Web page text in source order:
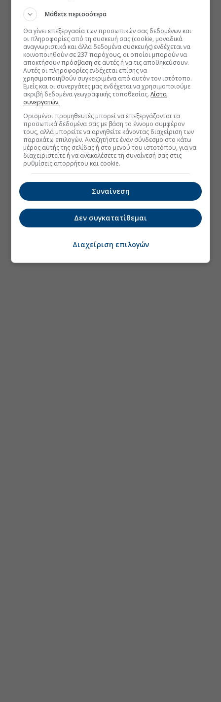
Μάθετε περισσότερα
Θα γίνει επεξεργασία των προσωπικών σας δεδομένων και
οι πληροφορίες από τη συσκευή σας (cookie, μοναδικά
αναγνωριστικά και άλλα δεδομένα συσκευής) ενδέχεται να
κοινοποιηθούν σε 237 παρόχους, οι οποίοι μπορούν να
αποκτήσουν πρόσβαση σε αυτές ή να τις αποθηκεύσουν.
Αυτές οι πληροφορίες ενδέχεται επίσης να
χρησιμοποιηθούν συγκεκριμένα από αυτόν τον ιστότοπο.
Εμείς και οι συνεργάτες μας ενδέχεται να χρησιμοποιούμε
ακριβή δεδομένα γεωγραφικής τοποθεσίας.Λίστα
συνεργατών.
Ορισμένοι προμηθευτές μπορεί να επεξεργάζονται τα
προσωπικά δεδομένα σας με βάση το έννομο συμφέρον
τους, αλλά μπορείτε να αρνηθείτε κάνοντας διαχείριση των
παρακάτω επιλογών. Αναζητήστε έναν σύνδεσμο στο κάτω
μέρος αυτής της σελίδας ή στο μενού του ιστοτόπου, για να
διαχειριστείτε ή να ανακαλέσετε τη συναίνεσή σας στις
ρυθμίσεις απορρήτου και cookie.
Συναίνεση
Δεν συγκατατίθεμαι
Διαχείριση επιλογών